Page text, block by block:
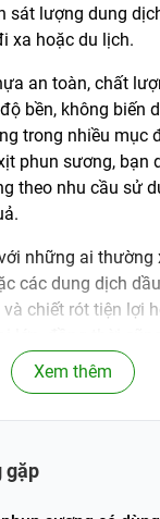
sát lượng dung
xa hoặc du lịch.
an toàn, chất
bền, không biến
trong nhiều mục
phun sương, bạn
theo nhu cầu sử
những ai thường
các dung dịch
chiết rót tiện lợi
dịch khi dùng
Chai chiết vòi xịt
Xem thêm
gặp